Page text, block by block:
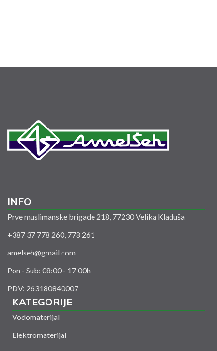
INFO
Prve muslimanske brigade 218, 77230 Velika Kladuša
+387 37 778 260, 778 261
amelseh@gmail.com
Pon - Sub: 08:00 - 17:00h
PDV: 263180840007
KATEGORIJE
Vodomaterijal
Elektromaterijal